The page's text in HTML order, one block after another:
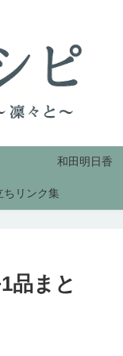
和田明日香
ちリンク集
品まと